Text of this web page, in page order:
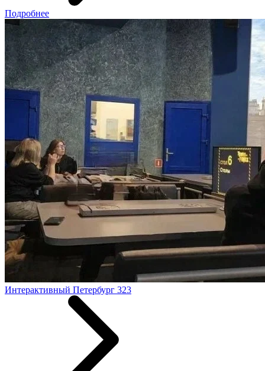
Подробнее
Интерактивный Петербург 323